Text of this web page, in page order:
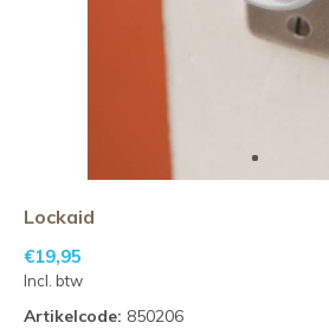
Lockaid
€19,95
Incl. btw
Artikelcode: 850206